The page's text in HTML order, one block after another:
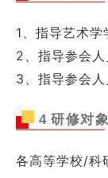
1、指导艺术
2、指导参会
3、指导参会
4 研修对象
各高等学校/科